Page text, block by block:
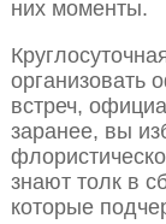
них моменты.
организовать
встреч,
заранее, вы
знают толк в
которые